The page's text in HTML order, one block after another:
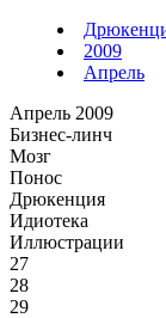
2009
Апрель
Апрель 2009
Бизнес-линч
Мозг
Понос
Дрюкенция
Идиотека
Иллюстрации
27
28
29